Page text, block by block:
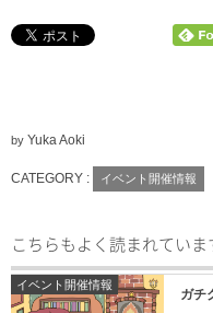
by Yuka Aoki
CATEGORY : イベント開催情報
こちらもよく読まれていま
イベント開催情報
ガチ